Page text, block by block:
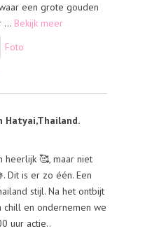
een grote gouden
... Bekijk meer
Foto
Hatyai,Thailand.
heerlijk 🥰, maar niet
Dit is er zo één. Een
stijl. Na het ontbijt
en ondernemen we
uur actie..